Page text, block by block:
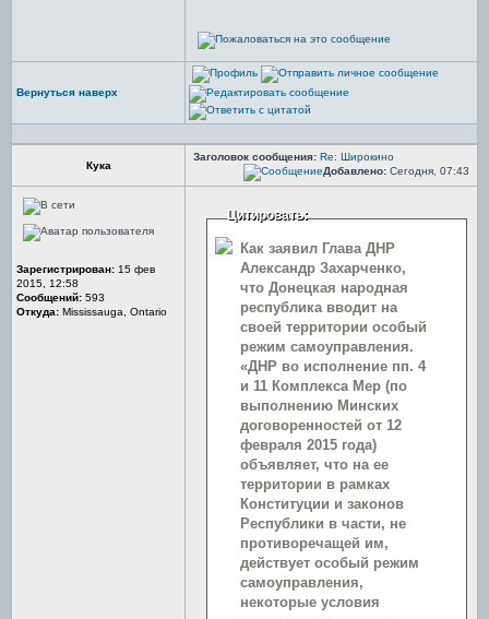
Вернуться наверх
Кука
Заголовок сообщения: Re: Широкино
Добавлено: Сегодня, 07:43
Зарегистрирован: 15 фев
2015, 12:58
Сообщений: 593
Откуда: Mississauga, Ontario
Цитировать:
Как заявил Глава ДНР
Александр Захарченко,
что Донецкая народная
республика вводит на
своей территории особый
режим самоуправления.
«ДНР во исполнение пп. 4
и 11 Комплекса Мер (по
выполнению Минских
договоренностей от 12
февраля 2015 года)
объявляет, что на ее
территории в рамках
Конституции и законов
Республики в части, не
противоречащей им,
действует особый режим
самоуправления,
некоторые условия